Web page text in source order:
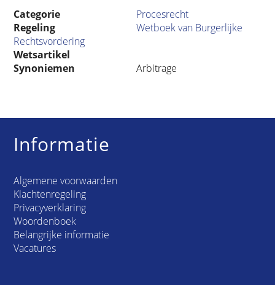
Categorie
Procesrecht
Regeling
Wetboek van Burgerlijke
Rechtsvordering
Wetsartikel
Synoniemen
Arbitrage
Informatie
Algemene voorwaarden
Klachtenregeling
Privacyverklaring
Woordenboek
Belangrijke informatie
Vacatures